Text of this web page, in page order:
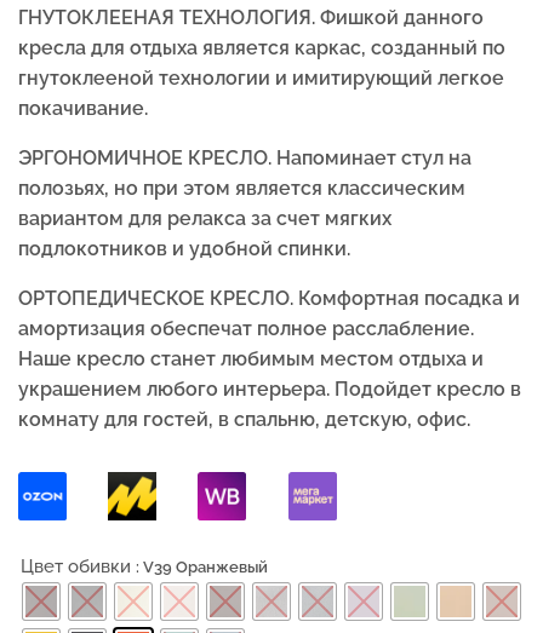
ГНУТОКЛЕЕНАЯ ТЕХНОЛОГИЯ. Фишкой данного
кресла для отдыха является каркас, созданный по
гнутоклееной технологии и имитирующий легкое
покачивание.
ЭРГОНОМИЧНОЕ КРЕСЛО. Напоминает стул на
полозьях, но при этом является классическим
вариантом для релакса за счет мягких
подлокотников и удобной спинки.
ОРТОПЕДИЧЕСКОЕ КРЕСЛО. Комфортная посадка и
амортизация обеспечат полное расслабление.
Наше кресло станет любимым местом отдыха и
украшением любого интерьера. Подойдет кресло в
комнату для гостей, в спальню, детскую, офис.
Цвет обивки : V39 Оранжевый